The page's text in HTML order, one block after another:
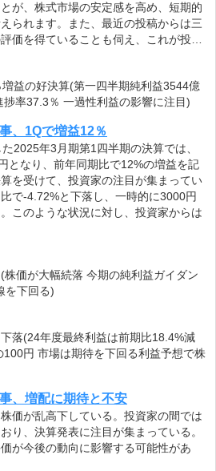
が、株式市場の安定感を高め、短期的
られます。また、最近の投稿からは三
価を得ていることも伺え、これが投…
益の好決算(第一四半期純利益3544億
率37.3％ 一過性利益の影響に注目)
、1Qで増益12％
2025年3月期第1四半期の決算では、
となり、前年同期比で12%の増益を記
を受けて、投資家の注目が集まってい
で-4.72%と下落し、一時的に3000円
このような状況に対し、投資家からは
価が大幅続落 今期の純利益ガイダン
を下回る)
落(24年度最終利益は前期比18.4%減
円 市場は期待を下回る利益予想で株
、増配に期待と不安
価が乱高下している。投資家の間では
り、決算発表に注目が集まっている。
が今後の動向に影響する可能性があ